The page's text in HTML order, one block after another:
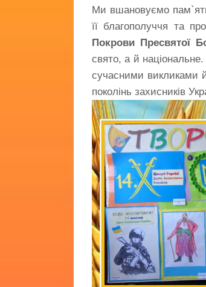
Ми вшановуємо пам`ять
її благополуччя та
Покрови Пресвятої
свято, а й національне.
сучасними викликами
поколінь захисників